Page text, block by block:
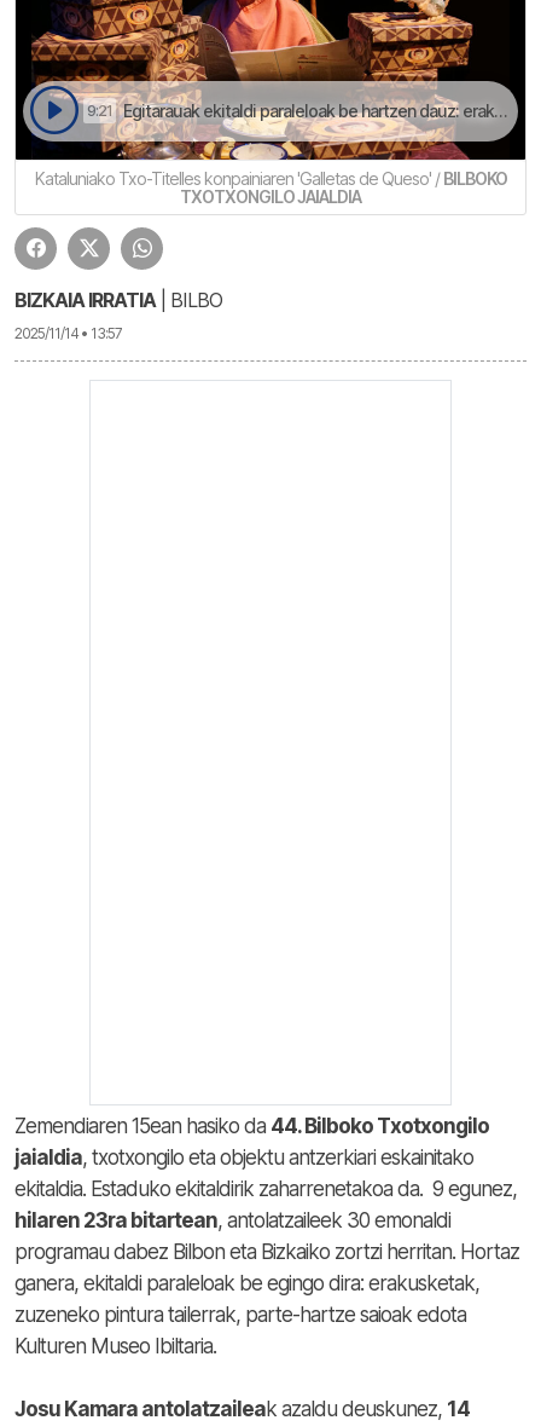
9:21 Egitarauak ekitaldi paraleloak be hartzen dauz: erakusketak, zuzeneko pintura tailerrak, Kulturen Museo ibiltaria... | Lau Haizetara
Kataluniako Txo-Titelles konpainiaren 'Galletas de Queso' /BILBOKO
TXOTXONGILO JAIALDIA
BIZKAIA IRRATIA | BILBO
2025/11/14 • 13:57
Zemendiaren 15ean hasiko da 44. Bilboko Txotxongilo
jaialdia, txotxongilo eta objektu antzerkiari eskainitako
ekitaldia. Estaduko ekitaldirik zaharrenetakoa da. 9 egunez,
hilaren 23ra bitartean, antolatzaileek 30 emonaldi
programau dabez Bilbon eta Bizkaiko zortzi herritan. Hortaz
ganera, ekitaldi paraleloak be egingo dira: erakusketak,
zuzeneko pintura tailerrak, parte-hartze saioak edota
Kulturen Museo Ibiltaria.
Josu Kamara antolatzaileak azaldu deuskunez, 14